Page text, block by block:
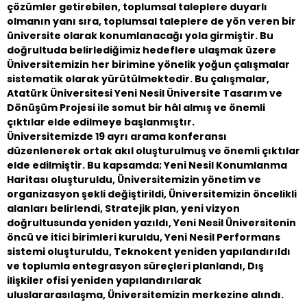
çözümler getirebilen, toplumsal taleplere duyarlı
olmanın yanı sıra, toplumsal taleplere de yön veren bir
üniversite olarak konumlanacağı yola girmiştir. Bu
doğrultuda belirlediğimiz hedeflere ulaşmak üzere
Üniversitemizin her birimine yönelik yoğun çalışmalar
sistematik olarak yürütülmektedir. Bu çalışmalar,
Atatürk Üniversitesi Yeni Nesil Üniversite Tasarım ve
Dönüşüm Projesi ile somut bir hâl almış ve önemli
çıktılar elde edilmeye başlanmıştır.
Üniversitemizde 19 ayrı arama konferansı
düzenlenerek ortak akıl oluşturulmuş ve önemli çıktılar
elde edilmiştir. Bu kapsamda; Yeni Nesil Konumlanma
Haritası oluşturuldu, Üniversitemizin yönetim ve
organizasyon şekli değiştirildi, Üniversitemizin öncelikli
alanları belirlendi, Stratejik plan, yeni vizyon
doğrultusunda yeniden yazıldı, Yeni Nesil Üniversitenin
öncü ve itici birimleri kuruldu, Yeni Nesil Performans
sistemi oluşturuldu, Teknokent yeniden yapılandırıldı
ve toplumla entegrasyon süreçleri planlandı, Dış
ilişkiler ofisi yeniden yapılandırılarak
uluslararasılaşma, Üniversitemizin merkezine alındı.